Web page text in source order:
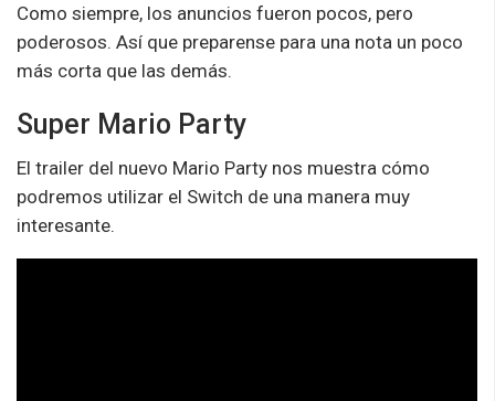
Como siempre, los anuncios fueron pocos, pero
poderosos. Así que preparense para una nota un poco
más corta que las demás.
Super Mario Party
El trailer del nuevo Mario Party nos muestra cómo
podremos utilizar el Switch de una manera muy
interesante.